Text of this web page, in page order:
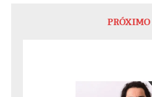
PRÓXIMO